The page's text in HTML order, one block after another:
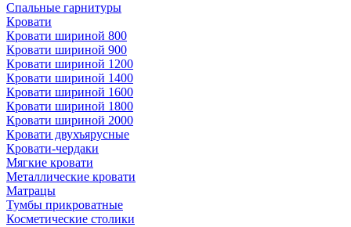
Спальные гарнитуры
Кровати
Кровати шириной 800
Кровати шириной 900
Кровати шириной 1200
Кровати шириной 1400
Кровати шириной 1600
Кровати шириной 1800
Кровати шириной 2000
Кровати двухъярусные
Кровати-чердаки
Мягкие кровати
Металлические кровати
Матрацы
Тумбы прикроватные
Косметические столики